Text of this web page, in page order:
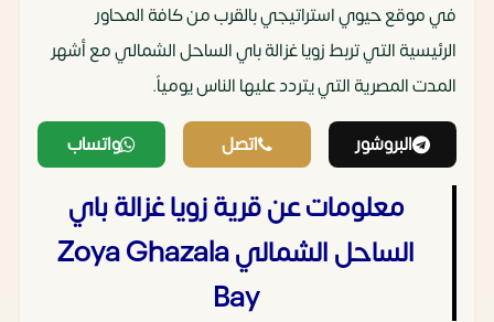
في موقع حيوي استراتيجي بالقرب من كافة المحاور
الرئيسية التي تربط زويا غزالة باي الساحل الشمالي مع أشهر
المدت المصرية التي يتردد عليها الناس يومياً.
البروشور اتصل واتساب
معلومات عن قرية زويا غزالة باي
الساحل الشمالي Zoya Ghazala
Bay